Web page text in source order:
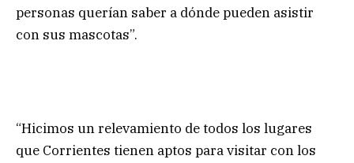
personas querían saber a dónde pueden asistir
con sus mascotas”.
“Hicimos un relevamiento de todos los lugares
que Corrientes tienen aptos para visitar con los